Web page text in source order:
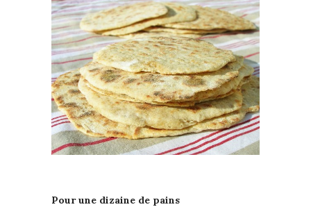
Pour une dizaine de pains